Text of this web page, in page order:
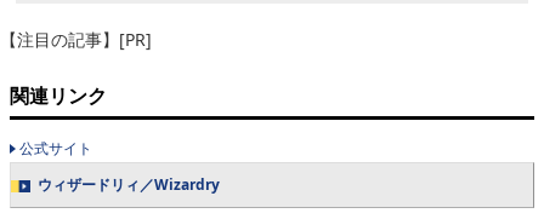
【注目の記事】[PR]
関連リンク
公式サイト
ウィザードリィ／Wizardry